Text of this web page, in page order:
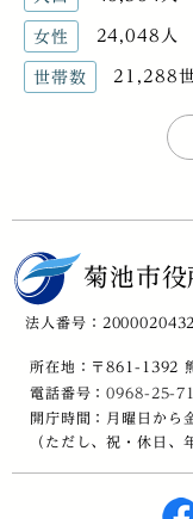
女性 24,048人
世帯数 21,288
菊池市役
法人番号：
所在地：〒861-1392
電話番号：0968-25-
開庁時間：月曜日から
（ただし、祝・休日、